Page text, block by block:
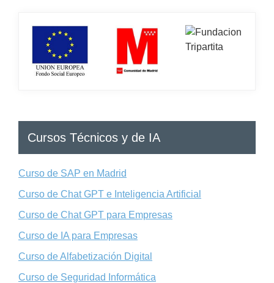
Cursos Técnicos y de IA
Curso de SAP en Madrid
Curso de Chat GPT e Inteligencia Artificial
Curso de Chat GPT para Empresas
Curso de IA para Empresas
Curso de Alfabetización Digital
Curso de Seguridad Informática